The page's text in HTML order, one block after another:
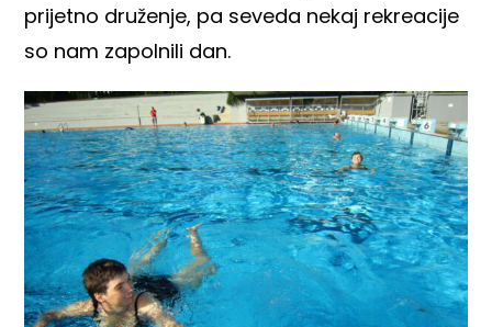
prijetno druženje, pa seveda nekaj rekreacije
so nam zapolnili dan.